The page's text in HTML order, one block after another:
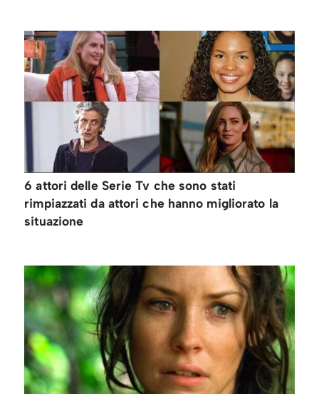
6 attori delle Serie Tv che sono stati
rimpiazzati da attori che hanno migliorato la
situazione